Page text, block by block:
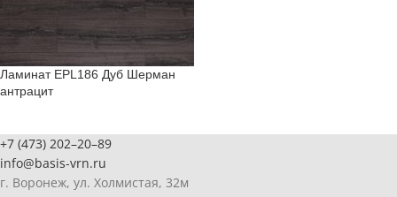
Ламинат EPL186 Дуб Шерман
антрацит
+7 (473) 202–20–89
info@basis-vrn.ru
г. Воронеж, ул. Холмистая, 32м